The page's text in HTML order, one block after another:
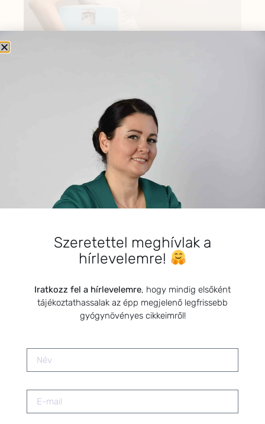
VIZESEDÉS ÉS PUFFADÁS MENSTRUÁCIÓ ELŐTT –
A NŐI CIKLUS EGYIK LEGGYAKORIBB TÜNETE
Vélemény, hozzászólás?
Hozzászólás küldéséhez be kell jelentkezni
Szarvas Niki vagyok, a HerbClinic alapítója, biomérnök,
fitoterapeuta és édesanya. Küldetésem a gyógynövények
hatékony alkalmazásának oktatása, a gyermekek és a nők
Szeretettel meghívlak a
hírlevelemre!
Iratkozz fel a hírlevelemre, hogy mindig elsőként
tájékoztathassalak az épp megjelenő legfrissebb
gyógynövényes cikkeimről!